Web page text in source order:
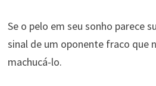
Se o pelo em seu sonho parece
sinal de um oponente fraco que
machucá-lo.